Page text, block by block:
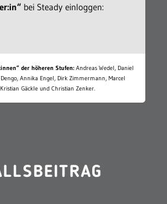
bei Steady einloggen:
der höheren Stufen: Andreas Wedel, Daniel
Annika Engel, Dirk Zimmermann, Marcel
Gäckle und Christian Zenker.